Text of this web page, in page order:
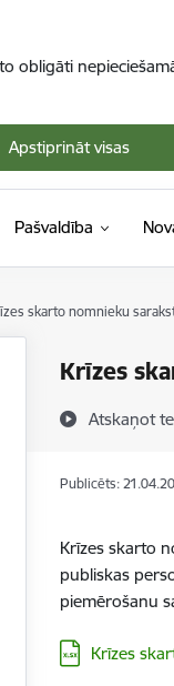
obligāti
Apstiprināt visas
Pašvaldība
skarto nomnieku
Krīzes
Atskaņot
Publicēts:
Krīzes skarto
publiskas
piemērošanu
Lejupielādēt:
Krīzes